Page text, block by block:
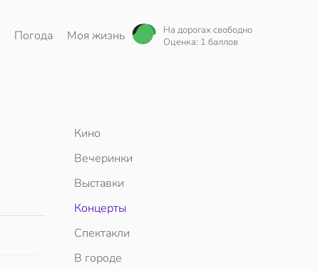
Погода Моя жизнь
На дорогах свободно
Оценка: 1 баллов
Кино
Вечеринки
Выставки
Концерты
Спектакли
В городе